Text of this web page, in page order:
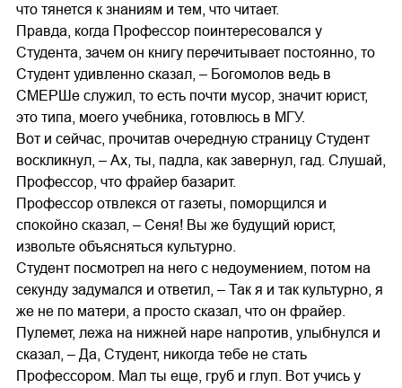
что тянется к знаниям и тем, что читает.
Правда, когда Профессор поинтересовался у
Студента, зачем он книгу перечитывает постоянно, то
Студент удивленно сказал, – Богомолов ведь в
СМЕРШе служил, то есть почти мусор, значит юрист,
это типа, моего учебника, готовлюсь в МГУ.
Вот и сейчас, прочитав очередную страницу Студент
воскликнул, – Ах, ты, падла, как завернул, гад. Слушай,
Профессор, что фрайер базарит.
Профессор отвлекся от газеты, поморщился и
спокойно сказал, – Сеня! Вы же будущий юрист,
извольте объясняться культурно.
Студент посмотрел на него с недоумением, потом на
секунду задумался и ответил, – Так я и так культурно, я
же не по матери, а просто сказал, что он фрайер.
Пулемет, лежа на нижней наре напротив, улыбнулся и
сказал, – Да, Студент, никогда тебе не стать
Профессором. Мал ты еще, груб и глуп. Вот учись у